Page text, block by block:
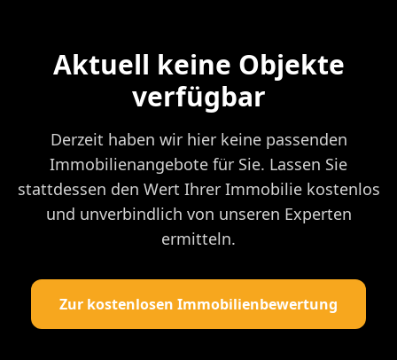
Aktuell keine Objekte
verfügbar
Derzeit haben wir hier keine passenden
Immobilienangebote für Sie. Lassen Sie
stattdessen den Wert Ihrer Immobilie kostenlos
und unverbindlich von unseren Experten
ermitteln.
Zur kostenlosen Immobilienbewertung